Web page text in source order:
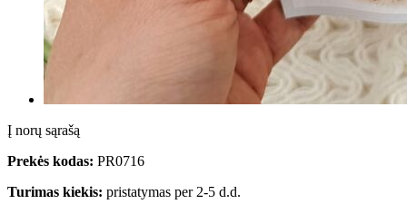
Į norų sąrašą
Prekės kodas: PR0716
Turimas kiekis: pristatymas per 2-5 d.d.